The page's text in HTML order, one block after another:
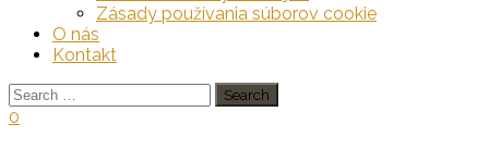
Zásady používania súborov cookie
O nás
Kontakt
Search
0